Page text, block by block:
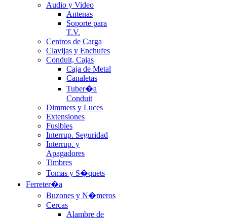
Audio y Video
Antenas
Soporte para
T.V.
Centros de Carga
Clavijas y Enchufes
Conduit, Cajas
Caja de Metal
Canaletas
Tuber�a
Conduit
Dimmers y Luces
Extensiones
Fusibles
Interrup. Seguridad
Interrup. y
Apagadores
Timbres
Tomas y S�quets
Ferreter�a
Buzones y N�meros
Cercas
Alambre de